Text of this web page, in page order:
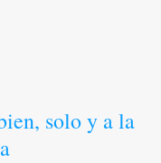
solo y a la